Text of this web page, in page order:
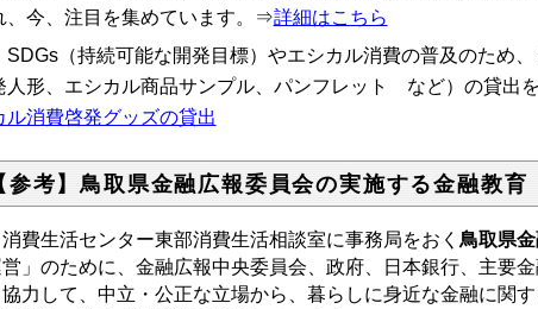
、今、注目を集めています。⇒詳細はこちら
（持続可能な開発目標）やエシカル消費の普及のため
人形、エシカル商品サンプル、パンフレット など）の貸出
ル消費啓発グッズの貸出
参考】鳥取県金融広報委員会の実施する金融教育
消費生活センター東部消費生活相談室に事務局をおく 鳥取県
」のために、金融広報中央委員会、政府、日本銀行、主要
協力して、中立・公正な立場から、暮らしに身近な金融に関